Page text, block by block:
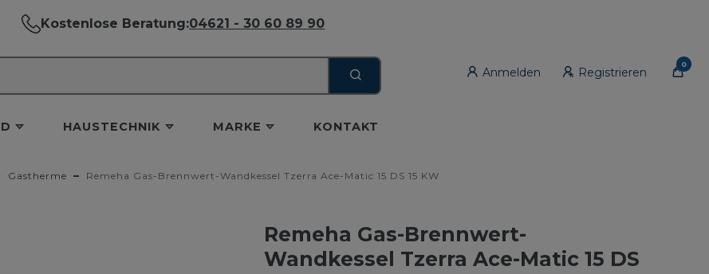
Kostenlose Beratung:04621 - 30 60 89 90
Anmelden Registrieren
0
HAUSTECHNIK MARKE KONTAKT
Gastherme Remeha Gas-Brennwert-Wandkessel Tzerra Ace-Matic 15 DS 15 KW
Remeha Gas-Brennwert-
Wandkessel Tzerra Ace-Matic 15 DS